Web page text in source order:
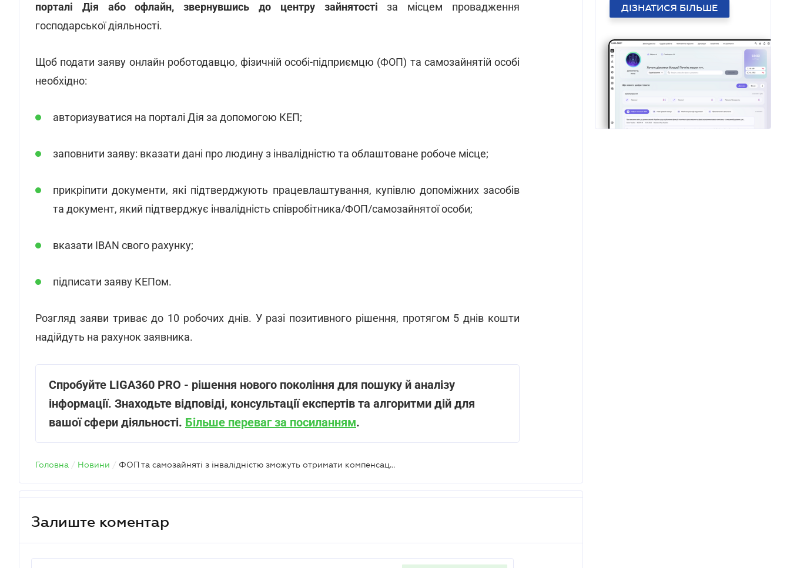
порталі Дія або офлайн, звернувшись до центру зайнятості за місцем провадження
господарської діяльності.
Щоб подати заяву онлайн роботодавцю, фізичній особі-підприємцю (ФОП) та самозайнятій особі
необхідно:
авторизуватися на порталі Дія за допомогою КЕП;
заповнити заяву: вказати дані про людину з інвалідністю та облаштоване робоче місце;
прикріпити документи, які підтверджують працевлаштування, купівлю допоміжних засобів
та документ, який підтверджує інвалідність співробітника/ФОП/самозайнятої особи;
вказати IBAN свого рахунку;
підписати заяву КЕПом.
Розгляд заяви триває до 10 робочих днів. У разі позитивного рішення, протягом 5 днів кошти
надійдуть на рахунок заявника.
Спробуйте LIGA360 PRO - рішення нового покоління для пошуку й аналізу
інформації. Знаходьте відповіді, консультації експертів та алгоритми дій для
вашої сфери діяльності. Більше переваг за посиланням.
Головна / Новини / ФОП та самозайняті з інвалідністю зможуть отримати компенсацію за облаштування свого робочого місця
Залиште коментар
ДІЗНАТИСЯ БІЛЬШЕ